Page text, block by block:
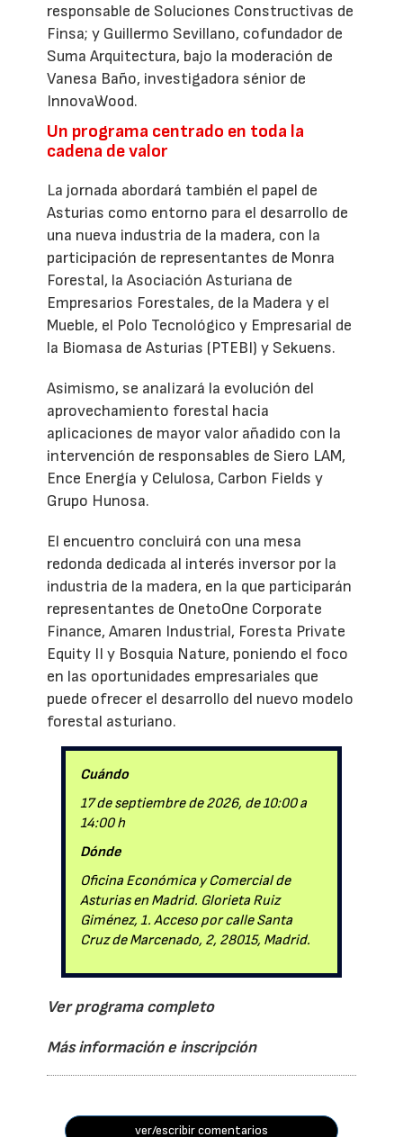
responsable de Soluciones Constructivas de
Finsa; y Guillermo Sevillano, cofundador de
Suma Arquitectura, bajo la moderación de
Vanesa Baño, investigadora sénior de
InnovaWood.
Un programa centrado en toda la
cadena de valor
La jornada abordará también el papel de
Asturias como entorno para el desarrollo de
una nueva industria de la madera, con la
participación de representantes de Monra
Forestal, la Asociación Asturiana de
Empresarios Forestales, de la Madera y el
Mueble, el Polo Tecnológico y Empresarial de
la Biomasa de Asturias (PTEBI) y Sekuens.
Asimismo, se analizará la evolución del
aprovechamiento forestal hacia
aplicaciones de mayor valor añadido con la
intervención de responsables de Siero LAM,
Ence Energía y Celulosa, Carbon Fields y
Grupo Hunosa.
El encuentro concluirá con una mesa
redonda dedicada al interés inversor por la
industria de la madera, en la que participarán
representantes de OnetoOne Corporate
Finance, Amaren Industrial, Foresta Private
Equity II y Bosquia Nature, poniendo el foco
en las oportunidades empresariales que
puede ofrecer el desarrollo del nuevo modelo
forestal asturiano.
Cuándo
17 de septiembre de 2026, de 10:00 a
14:00 h
Dónde
Oficina Económica y Comercial de
Asturias en Madrid. Glorieta Ruiz
Giménez, 1. Acceso por calle Santa
Cruz de Marcenado, 2, 28015, Madrid.
Ver programa completo
Más información e inscripción
ver/escribir comentarios